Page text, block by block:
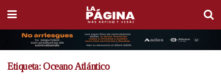
Etiqueta: Oceano Atlántico